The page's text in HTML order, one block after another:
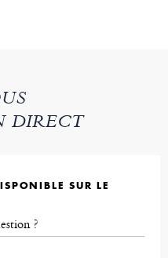
DIRECT
SUR LE
?